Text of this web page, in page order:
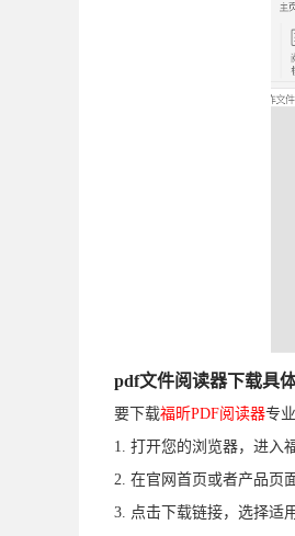
pdf文件阅读器下载具
要下载福昕PDF阅读器专
1. 打开您的浏览器，进入
2. 在官网首页或者产品页
3. 点击下载链接，选择适